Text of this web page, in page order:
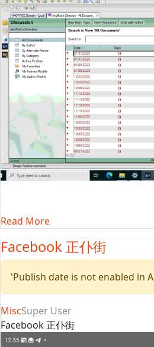
Read More
Facebook 正仆街
'Publish date is not enabled in
MiscSuper User
Facebook 正仆街